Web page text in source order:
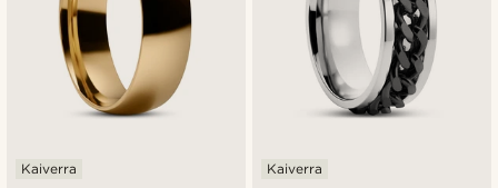
Kaiverra Kaiverra